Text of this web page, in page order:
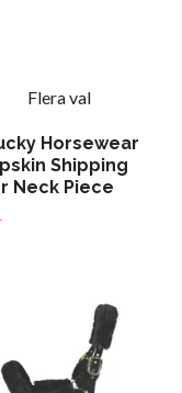
Flera val
Horsewear
Shipping
Neck Piece